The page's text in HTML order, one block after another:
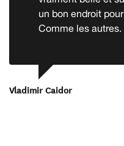
un bon endroit
Comme les
Vladimir Caidor